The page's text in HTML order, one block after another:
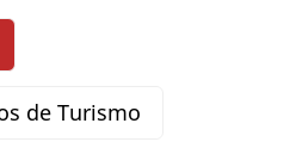
de Turismo